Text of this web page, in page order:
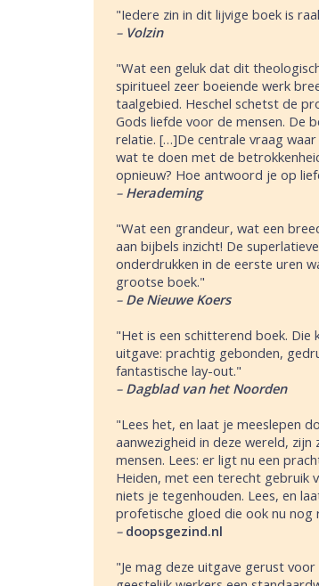
"Iedere zin in dit lijvige boek is
– Volzin
"Wat een geluk dat dit
spiritueel zeer boeiende werk
taalgebied. Heschel schetst de
Gods liefde voor de mensen. De
relatie. […]De centrale vraag
wat te doen met de
opnieuw? Hoe antwoord je op
– Herademing
"Wat een grandeur, wat een
aan bijbels inzicht! De
onderdrukken in de eerste uren
grootse boek."
– De Nieuwe Koers
"Het is een schitterend boek.
uitgave: prachtig gebonden,
fantastische lay-out."
– Dagblad van het Noorden
"Lees het, en laat je meeslepen
aanwezigheid in deze wereld,
mensen. Lees: er ligt nu een
Heiden, met een terecht gebruik
niets je tegenhouden. Lees, en
profetische gloed die ook nu nog
– doopsgezind.nl
"Je mag deze uitgave gerust